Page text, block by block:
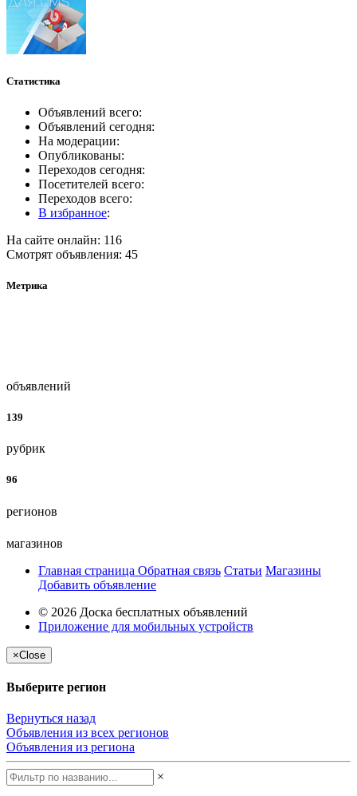
Статистика
Объявлений всего:
Объявлений сегодня:
На модерации:
Опубликованы:
Переходов сегодня:
Посетителей всего:
Переходов всего:
В избранное:
На сайте онлайн: 116
Смотрят объявления: 45
Метрика
объявлений
139
рубрик
96
регионов
магазинов
Главная страница Обратная связь Статьи Магазины
Добавить объявление
© 2026 Доска бесплатных объявлений
Приложение для мобильных устройств
×Close
Выберите регион
Вернуться назад
Объявления из всех регионов
Объявления из региона
×